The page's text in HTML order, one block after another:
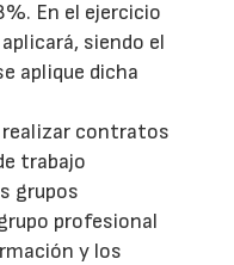
En el ejercicio
siendo el
aplique dicha
realizar contratos
trabajo
grupos
profesional
y los